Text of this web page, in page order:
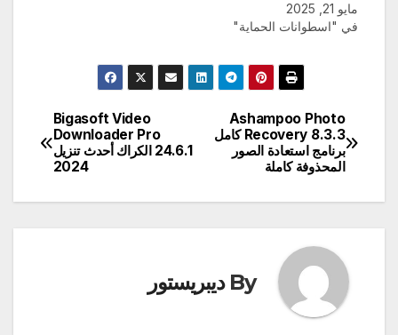
مايو 21, 2025
في "اسطوانات الحماية"
تصفّح
المقالات
Bigasoft Video
Downloader Pro
24.6.1 الكراك أحدث تنزيل
2024
Ashampoo Photo
Recovery 8.3.3 كامل
برنامج استعادة الصور
المحذوفة كاملة
By ديبريستور